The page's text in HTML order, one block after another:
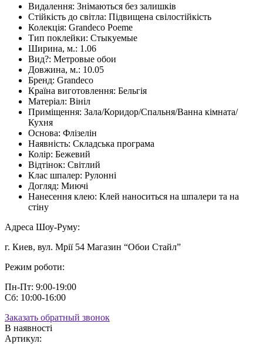
Видалення: Знімаються без залишків
Стійкість до світла: Підвищена свілостійкість
Колекція: Grandeco Poeme
Тип поклейки: Стыкуемые
Ширина, м.: 1.06
Вид?: Метровые обои
Довжина, м.: 10.05
Бренд: Grandeco
Країна виготовлення: Бельгія
Матеріал: Вініл
Приміщення: Зала/Коридор/Спальня/Ванна кімната/
Кухня
Основа: Флізелін
Наявність: Складська програма
Колір: Бежевий
Відтінок: Світлий
Клас шпалер: Рулонні
Догляд: Миючі
Нанесення клею: Клей наноситься на шпалери та на
стіну
Адреса Шоу-Руму:
г. Киев, вул. Мрії 54 Магазин “Обои Стайл”
Режим роботи:
Пн-Пт: 9:00-19:00
Сб: 10:00-16:00
Заказать обратный звонок
В наявності
Артикул: